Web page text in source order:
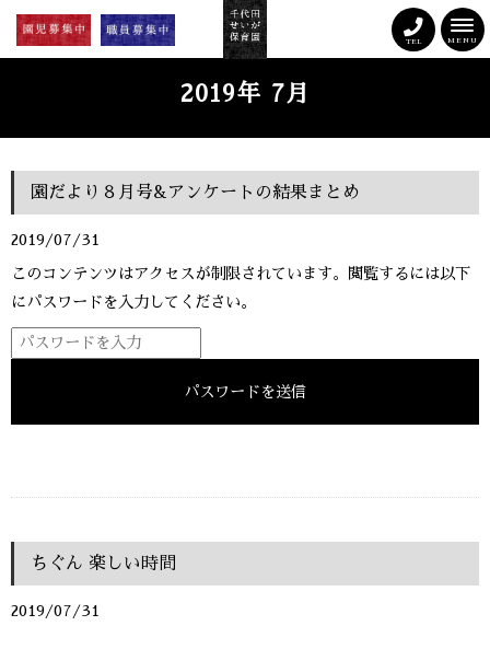
MENU
TEL
2019年 7月
園だより８月号&アンケートの結果まとめ
2019/07/31
このコンテンツはアクセスが制限されています。閲覧するには以下
にパスワードを入力してください。
ちぐん 楽しい時間
2019/07/31